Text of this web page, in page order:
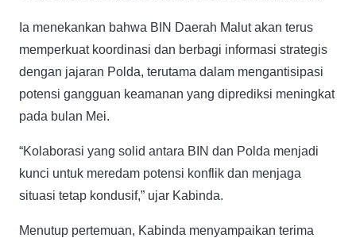
Ia menekankan bahwa BIN Daerah Malut akan terus
memperkuat koordinasi dan berbagi informasi strategis
dengan jajaran Polda, terutama dalam mengantisipasi
potensi gangguan keamanan yang diprediksi meningkat
pada bulan Mei.
“Kolaborasi yang solid antara BIN dan Polda menjadi
kunci untuk meredam potensi konflik dan menjaga
situasi tetap kondusif,” ujar Kabinda.
Menutup pertemuan, Kabinda menyampaikan terima